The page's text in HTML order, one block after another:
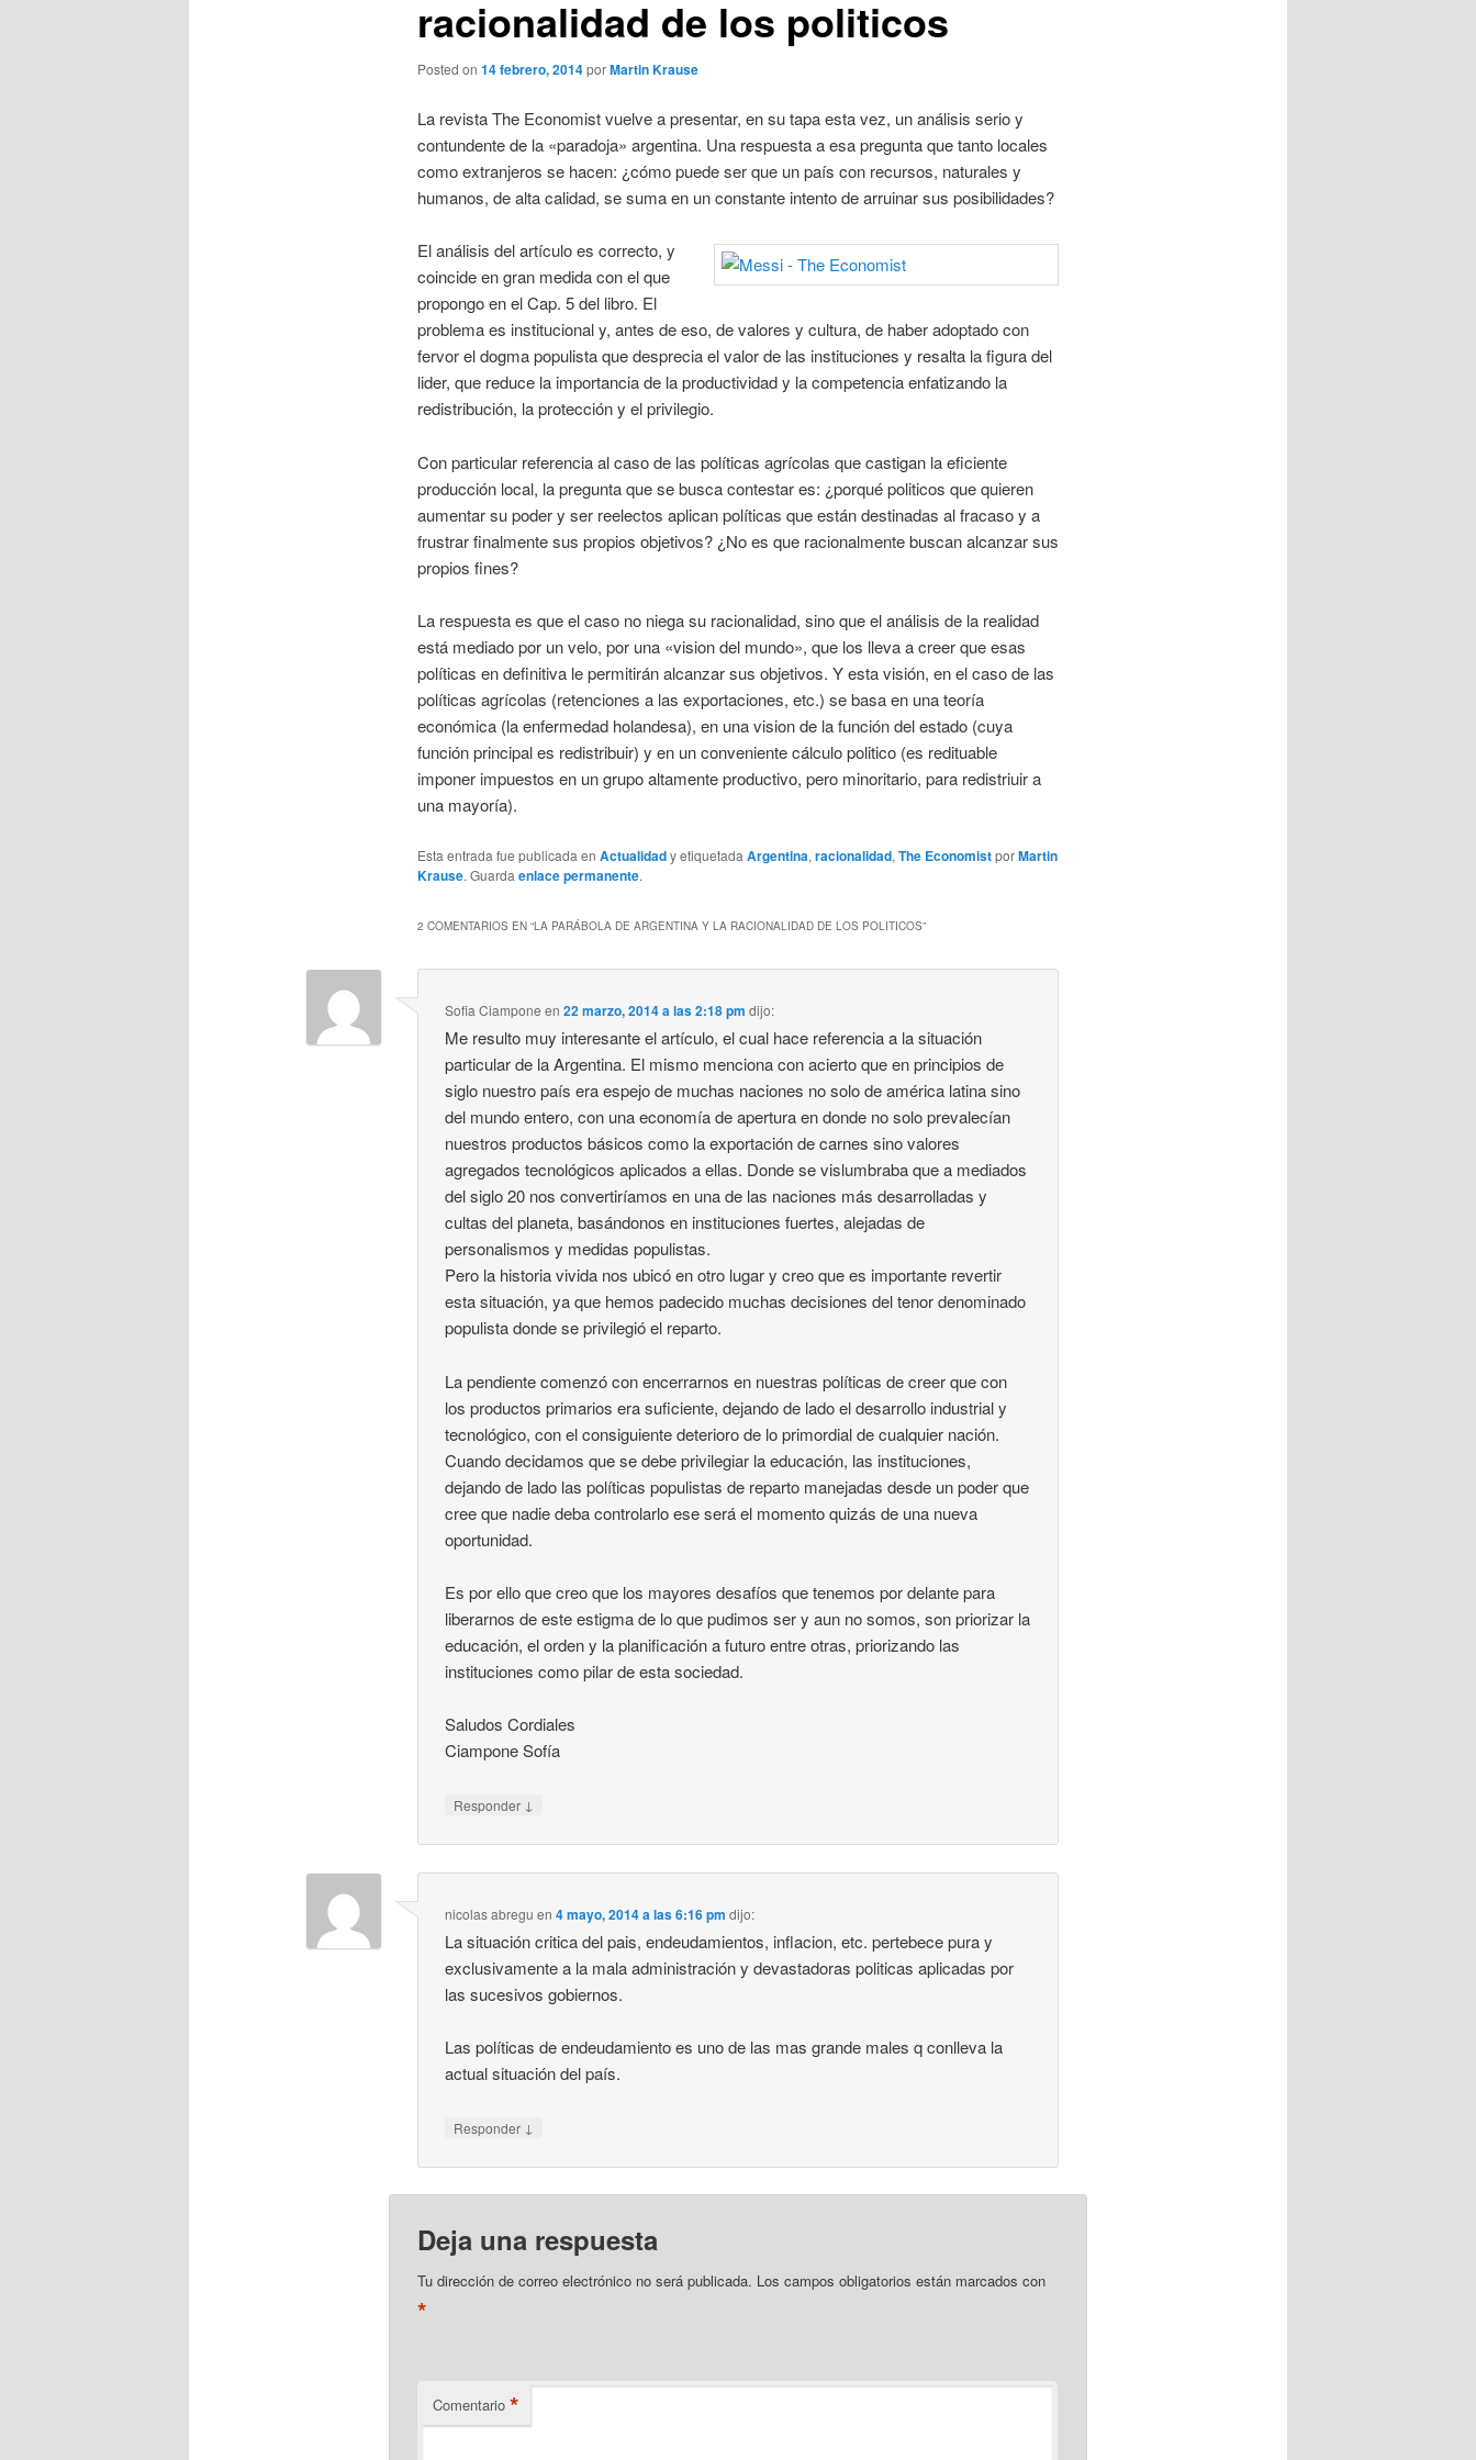
racionalidad de los politicos
Posted on 14 febrero, 2014porMartin Krause
La revista The Economist vuelve a presentar, en su tapa esta vez, un análisis serio y
contundente de la «paradoja» argentina. Una respuesta a esa pregunta que tanto locales
como extranjeros se hacen: ¿cómo puede ser que un país con recursos, naturales y
humanos, de alta calidad, se suma en un constante intento de arruinar sus posibilidades?
El análisis del artículo es correcto, y
coincide en gran medida con el que
propongo en el Cap. 5 del libro. El
problema es institucional y, antes de eso, de valores y cultura, de haber adoptado con
fervor el dogma populista que desprecia el valor de las instituciones y resalta la figura del
lider, que reduce la importancia de la productividad y la competencia enfatizando la
redistribución, la protección y el privilegio.
Con particular referencia al caso de las políticas agrícolas que castigan la eficiente
producción local, la pregunta que se busca contestar es: ¿porqué politicos que quieren
aumentar su poder y ser reelectos aplican políticas que están destinadas al fracaso y a
frustrar finalmente sus propios objetivos? ¿No es que racionalmente buscan alcanzar sus
propios fines?
La respuesta es que el caso no niega su racionalidad, sino que el análisis de la realidad
está mediado por un velo, por una «vision del mundo», que los lleva a creer que esas
políticas en definitiva le permitirán alcanzar sus objetivos. Y esta visión, en el caso de las
políticas agrícolas (retenciones a las exportaciones, etc.) se basa en una teoría
económica (la enfermedad holandesa), en una vision de la función del estado (cuya
función principal es redistribuir) y en un conveniente cálculo politico (es redituable
imponer impuestos en un grupo altamente productivo, pero minoritario, para redistriuir a
una mayoría).
Esta entrada fue publicada en Actualidady etiquetada Argentina, racionalidad, The EconomistporMartin
Krause. Guarda enlace permanente.
2 COMENTARIOS EN “LA PARÁBOLA DE ARGENTINA Y LA RACIONALIDAD DE LOS POLITICOS”
Sofia Ciampone en22 marzo, 2014 a las 2:18 pm dijo:
Me resulto muy interesante el artículo, el cual hace referencia a la situación
particular de la Argentina. El mismo menciona con acierto que en principios de
siglo nuestro país era espejo de muchas naciones no solo de américa latina sino
del mundo entero, con una economía de apertura en donde no solo prevalecían
nuestros productos básicos como la exportación de carnes sino valores
agregados tecnológicos aplicados a ellas. Donde se vislumbraba que a mediados
del siglo 20 nos convertiríamos en una de las naciones más desarrolladas y
cultas del planeta, basándonos en instituciones fuertes, alejadas de
personalismos y medidas populistas.
Pero la historia vivida nos ubicó en otro lugar y creo que es importante revertir
esta situación, ya que hemos padecido muchas decisiones del tenor denominado
populista donde se privilegió el reparto.
La pendiente comenzó con encerrarnos en nuestras políticas de creer que con
los productos primarios era suficiente, dejando de lado el desarrollo industrial y
tecnológico, con el consiguiente deterioro de lo primordial de cualquier nación.
Cuando decidamos que se debe privilegiar la educación, las instituciones,
dejando de lado las políticas populistas de reparto manejadas desde un poder que
cree que nadie deba controlarlo ese será el momento quizás de una nueva
oportunidad.
Es por ello que creo que los mayores desafíos que tenemos por delante para
liberarnos de este estigma de lo que pudimos ser y aun no somos, son priorizar la
educación, el orden y la planificación a futuro entre otras, priorizando las
instituciones como pilar de esta sociedad.
Saludos Cordiales
Ciampone Sofía
Responder ↓
nicolas abregu en4 mayo, 2014 a las 6:16 pm dijo:
La situación critica del pais, endeudamientos, inflacion, etc. pertebece pura y
exclusivamente a la mala administración y devastadoras politicas aplicadas por
las sucesivos gobiernos.
Las políticas de endeudamiento es uno de las mas grande males q conlleva la
actual situación del país.
Responder ↓
Deja una respuesta
Tu dirección de correo electrónico no será publicada. Los campos obligatorios están marcados con
*
Comentario *